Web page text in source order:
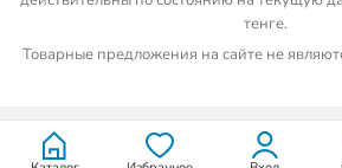
тенге.
Товарные предложения на сайте не